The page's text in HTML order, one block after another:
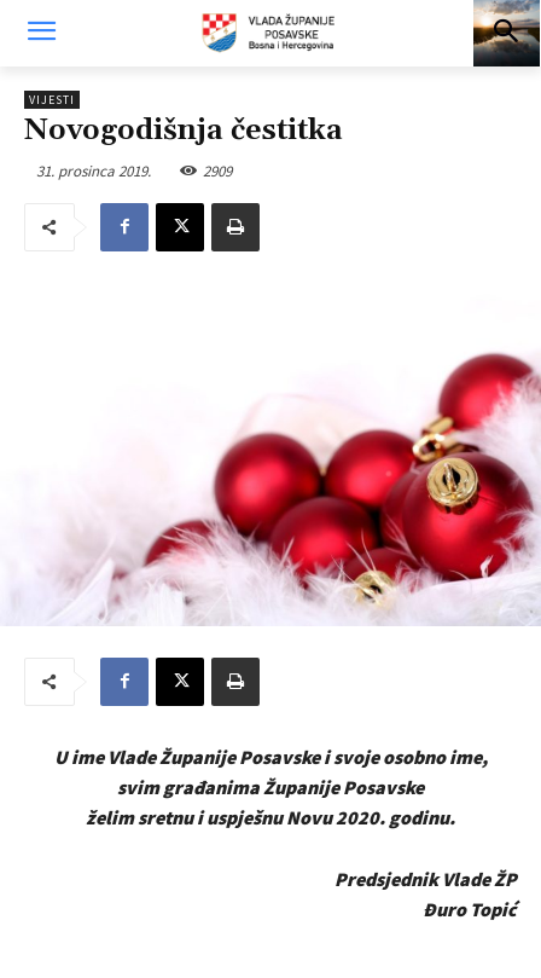
VIJESTI
Novogodišnja čestitka
31. prosinca 2019. 2909
U ime Vlade Županije Posavske i svoje osobno ime,
svim građanima Županije Posavske
želim sretnu i uspješnu Novu 2020. godinu.
Predsjednik Vlade ŽP
Đuro Topić